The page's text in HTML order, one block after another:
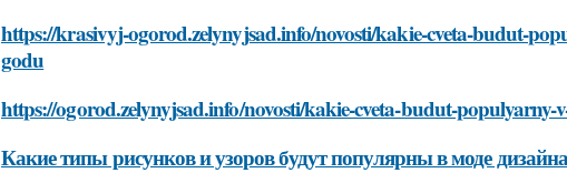
https://krasivyj-ogorod.zelynyjsad.info/novosti/kakie-cveta-budut-
godu
https://ogorod.zelynyjsad.info/novosti/kakie-cveta-budut-populyarny-
Какие типы рисунков и узоров будут популярны в моде